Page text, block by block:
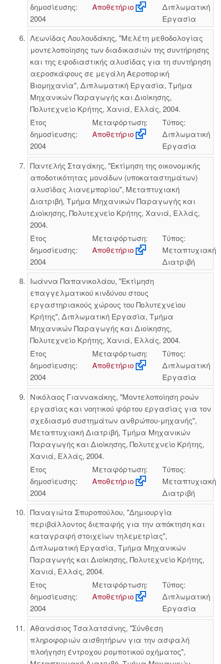
δημοσίευσης:
2004
Αποθετήριο
Διπλωματική
Εργασία
Λεωνίδας Λουλουδάκης, "Μελέτη μεθοδολογίας
μοντελοποίησης των διαδικασιών της συντήρησης
και της εφοδιαστικής αλυσίδας για τη συντήρηση
αεροσκάφους σε μεγάλη Αεροπορική
Βιομηχανία", Διπλωματική Εργασία, Τμήμα
Μηχανικών Παραγωγής και Διοίκησης,
Πολυτεχνείο Κρήτης, Χανιά, Ελλάς, 2004.
Έτος
δημοσίευσης:
2004
Μεταφόρτωση:
Αποθετήριο
Τύπος:
Διπλωματική
Εργασία
Παντελής Σταγάκης, "Εκτίμηση της οικονομικής
αποδοτικότητας μονάδων (υποκαταστημάτων)
αλυσίδας λιανεμπορίου", Μεταπτυχιακή
Διατριβή, Τμήμα Μηχανικών Παραγωγής και
Διοίκησης, Πολυτεχνείο Κρήτης, Χανιά, Ελλάς,
2004.
Έτος
δημοσίευσης:
2004
Μεταφόρτωση:
Αποθετήριο
Τύπος:
Μεταπτυχιακή
Διατριβή
Ιωάννα Παπανικολάου, "Εκτίμηση
επαγγελματικού κινδύνου στους
εργαστηριακούς χώρους του Πολυτεχνείου
Κρήτης", Διπλωματική Εργασία, Τμήμα
Μηχανικών Παραγωγής και Διοίκησης,
Πολυτεχνείο Κρήτης, Χανιά, Ελλάς, 2004.
Έτος
δημοσίευσης:
2004
Μεταφόρτωση:
Αποθετήριο
Τύπος:
Διπλωματική
Εργασία
Νικόλαος Γιαννακάκης, "Μοντελοποίηση ροών
εργασίας και νοητικού φόρτου εργασίας για τον
σχεδιασμό συστημάτων ανθρώπου-μηχανής",
Μεταπτυχιακή Διατριβή, Τμήμα Μηχανικών
Παραγωγής και Διοίκησης, Πολυτεχνείο Κρήτης,
Χανιά, Ελλάς, 2004.
Έτος
δημοσίευσης:
2004
Μεταφόρτωση:
Αποθετήριο
Τύπος:
Μεταπτυχιακή
Διατριβή
Παναγιώτα Σπυροπούλου, "Δημιουργία
περιβάλλοντος διεπαφής για την απόκτηση και
καταγραφή στοιχείων τηλεμετρίας",
Διπλωματική Εργασία, Τμήμα Μηχανικών
Παραγωγής και Διοίκησης, Πολυτεχνείο Κρήτης,
Χανιά, Ελλάς, 2004.
Έτος
δημοσίευσης:
2004
Μεταφόρτωση:
Αποθετήριο
Τύπος:
Διπλωματική
Εργασία
Αθανάσιος Τσαλατσάνης, "Σύνθεση
πληροφοριών αισθητήρων για την ασφαλή
πλοήγηση έντροχου ρομποτικού οχήματος",